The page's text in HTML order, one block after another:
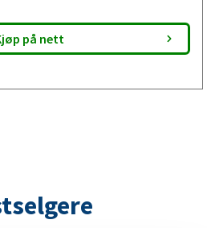
på nett